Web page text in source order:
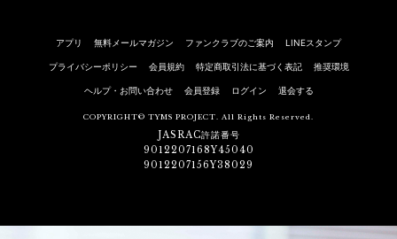
アプリ 無料メールマガジン ファンクラブのご案内 LINEスタンプ
プライバシーポリシー 会員規約 特定商取引法に基づく表記 推奨環境
ヘルプ・お問い合わせ 会員登録 ログイン 退会する
COPYRIGHT© TYMS PROJECT. All Rights Reserved.
JASRAC許諾番号
9012207168Y45040
9012207156Y38029